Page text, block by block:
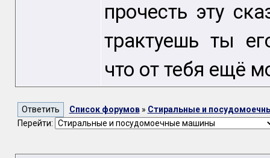
прочесть эту
трактуешь ты
что от тебя ещё
Список форумов» Стиральные и
Перейти: